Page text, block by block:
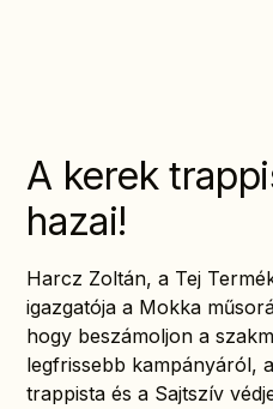
A kerek
hazai!
Harcz Zoltán, a Tej
igazgatója a Mokka
hogy beszámoljon a
legfrissebb kampányáról,
trappista és a Sajtszív